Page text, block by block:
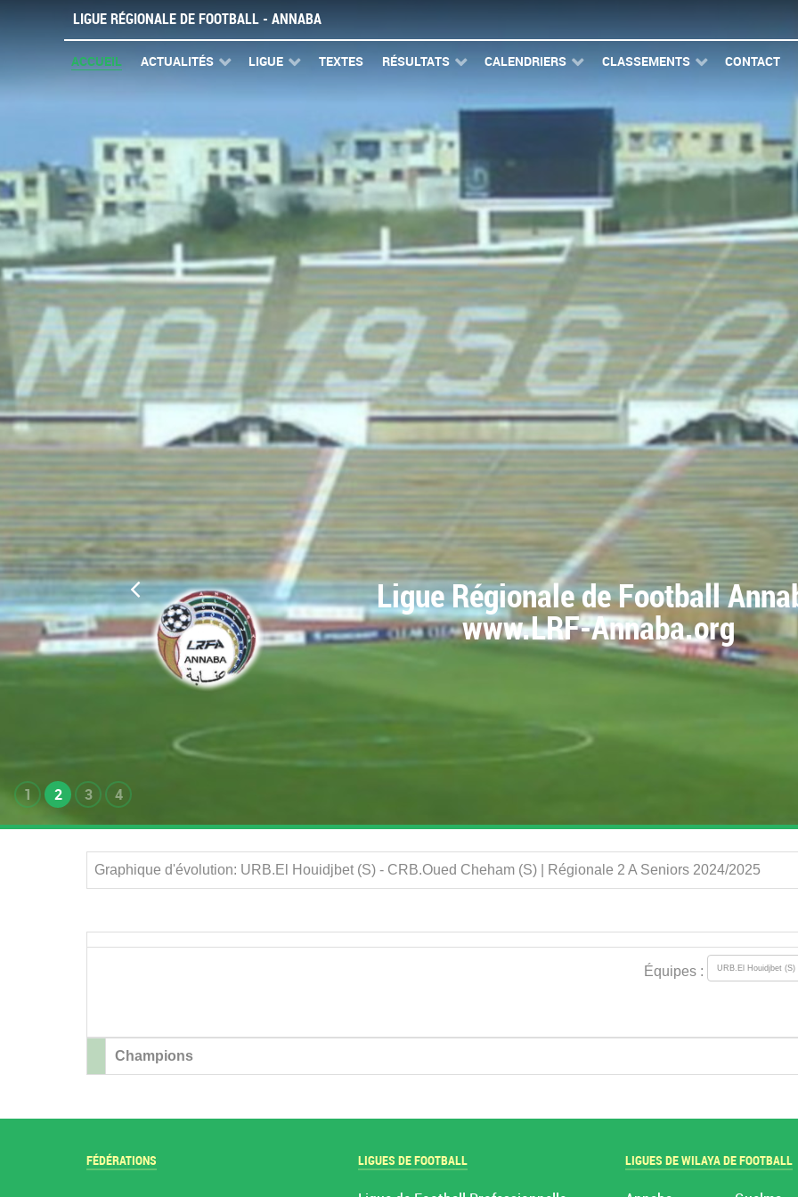
LIGUE RÉGIONALE DE FOOTBALL - ANNABA
ACCUEIL ACTUALITÉS LIGUE TEXTES RÉSULTATS CALENDRIERS CLASSEMENTS CONTACT
Ligue Régionale de Football
www.LRF-Annaba.org
1 2 3 4
Graphique d'évolution: URB.El Houidjbet (S) - CRB.Oued Cheham (S) | Régionale 2 A Seniors 2024/2025
Équipes :
Champions
FÉDÉRATIONS LIGUES DE FOOTBALL LIGUES DE WILAYA DE FOOTBALL